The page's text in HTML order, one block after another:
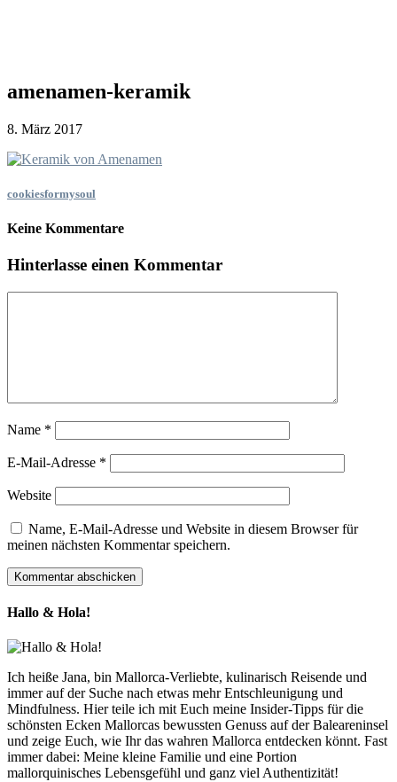
amenamen-keramik
8. März 2017
cookiesformysoul
Keine Kommentare
Hinterlasse einen Kommentar
Name *
E-Mail-Adresse *
Website
Name, E-Mail-Adresse und Website in diesem Browser für
meinen nächsten Kommentar speichern.
Hallo & Hola!
Ich heiße Jana, bin Mallorca-Verliebte, kulinarisch Reisende und
immer auf der Suche nach etwas mehr Entschleunigung und
Mindfulness. Hier teile ich mit Euch meine Insider-Tipps für die
schönsten Ecken Mallorcas bewussten Genuss auf der Baleareninsel
und zeige Euch, wie Ihr das wahren Mallorca entdecken könnt. Fast
immer dabei: Meine kleine Familie und eine Portion
mallorquinisches Lebensgefühl und ganz viel Authentizität!